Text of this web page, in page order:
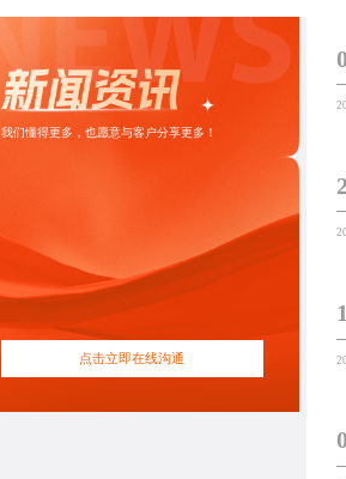
我们懂得更多，也愿意与客户分享更多！
点击立即在线沟通